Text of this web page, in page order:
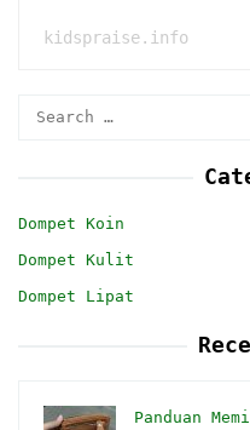
kidspraise.info
Dompet Koin
Dompet Kulit
Dompet Lipat
Panduan